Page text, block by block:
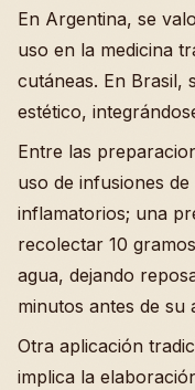
En Argentina, se
uso en la medicina
cutáneas. En Brasil,
estético,
Entre las
uso de infusiones
inflamatorios; una
recolectar 10
agua, dejando
minutos antes de su
Otra aplicación
implica la